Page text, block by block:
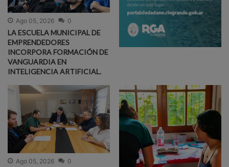
Ago 05, 2026 0
LA ESCUELA MUNICIPAL DE
EMPRENDEDORES
INCORPORA FORMACIÓN DE
VANGUARDIA EN
INTELIGENCIA ARTIFICIAL.
Ago 05, 2026 0